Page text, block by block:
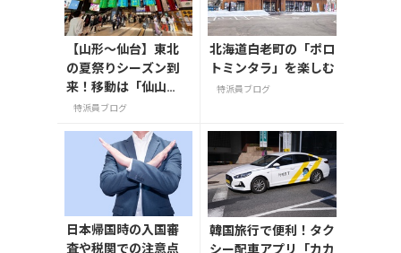
【山形〜仙台】東北
の夏祭りシーズン到
来！移動は「仙山
線」と「高速バス」
特派員ブログ
北海道白老町の「ポロ
トミンタラ」を楽しむ
特派員ブログ
日本帰国時の入国審
査や税関での注意点
韓国旅行で便利！タク
シー配車アプリ「カカ